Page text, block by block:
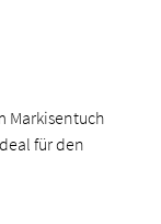
Markisentuch
für den